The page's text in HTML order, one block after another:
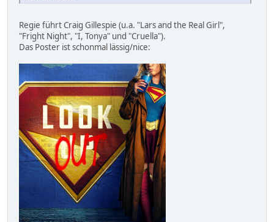
Regie führt Craig Gillespie (u.a. "Lars and the Real Girl",
"Fright Night", "I, Tonya" und "Cruella").
Das Poster ist schonmal lässig/nice: